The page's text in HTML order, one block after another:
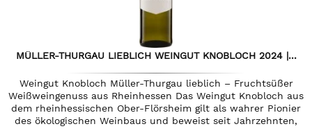
MÜLLER-THURGAU LIEBLICH WEINGUT KNOBLOCH 2024 |...
Weingut Knobloch Müller-Thurgau lieblich – Fruchtsüßer
Weißweingenuss aus Rheinhessen Das Weingut Knobloch aus
dem rheinhessischen Ober-Flörsheim gilt als wahrer Pionier
des ökologischen Weinbaus und beweist seit Jahrzehnten,